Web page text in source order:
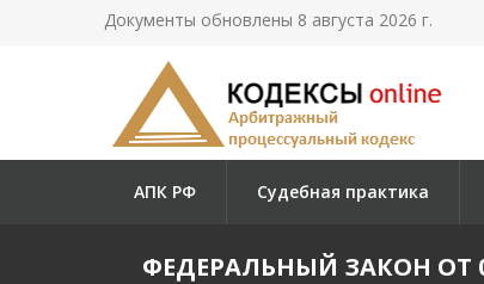
Документы обновлены 8 августа 2026 г.
АПК РФ Судебная практика
ФЕДЕРАЛЬНЫЙ ЗАКОН ОТ